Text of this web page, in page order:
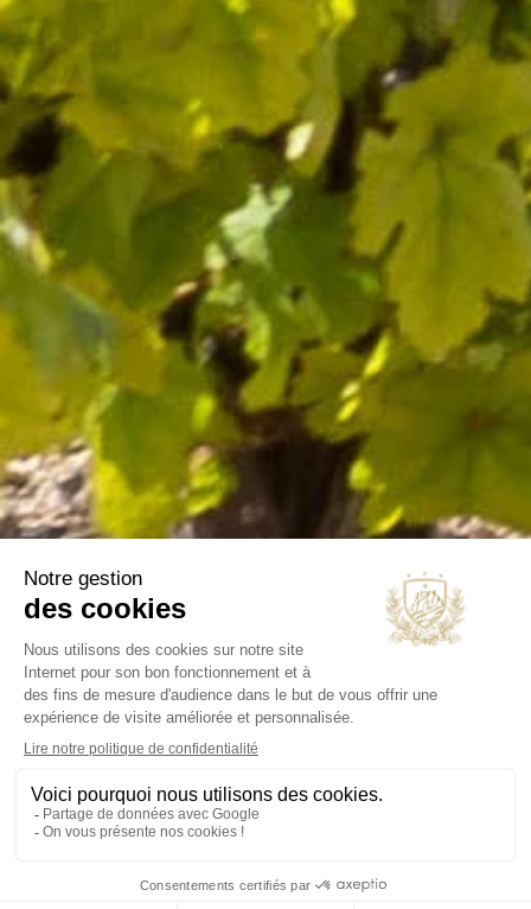
Vous pouvez vous désinscrire à tout moment. Vous trouverez pour
cela nos informations de contact dans les conditions d'utilisation du
CATÉGORIES
Huiles d'olive
Espace pro
Nos sélections
NOTRE SOCIÉTÉ
Livraison
Mentions légales
Conditions générales
Contact et horaires
Blog
INFORMATIONS
D 10
13680 Lançon de Provence
contact@chateau-virant.com